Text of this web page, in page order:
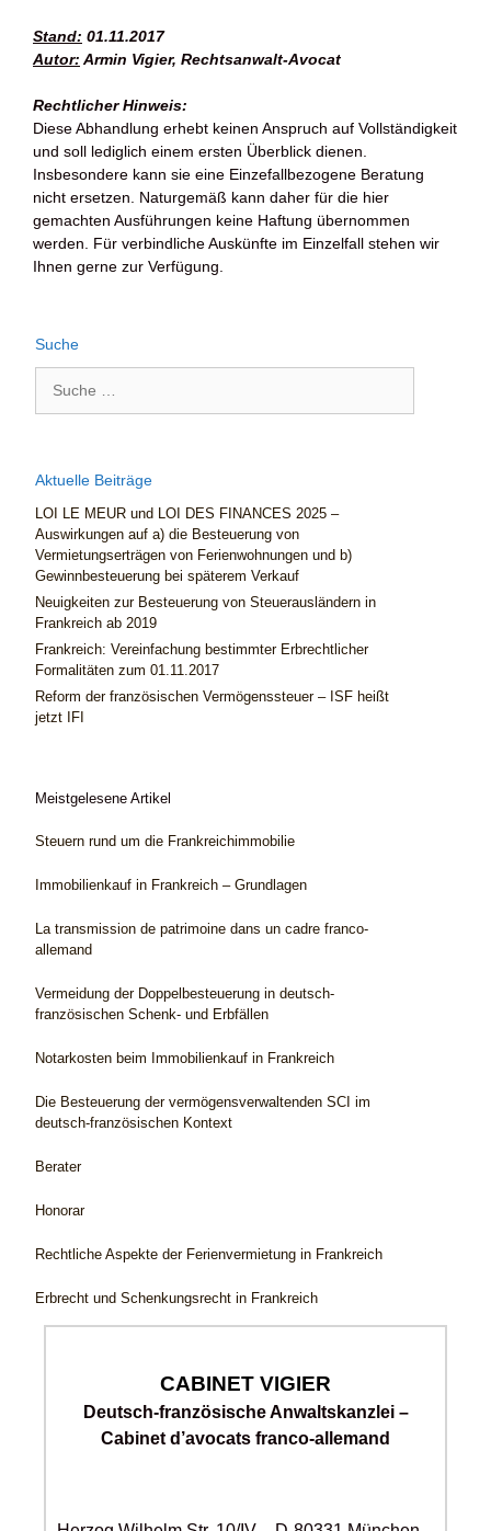
Stand: 01.11.2017
Autor: Armin Vigier, Rechtsanwalt-Avocat
Rechtlicher Hinweis:
Diese Abhandlung erhebt keinen Anspruch auf Vollständigkeit
und soll lediglich einem ersten Überblick dienen.
Insbesondere kann sie eine Einzefallbezogene Beratung
nicht ersetzen. Naturgemäß kann daher für die hier
gemachten Ausführungen keine Haftung übernommen
werden. Für verbindliche Auskünfte im Einzelfall stehen wir
Ihnen gerne zur Verfügung.
Suche
Aktuelle Beiträge
LOI LE MEUR und LOI DES FINANCES 2025 –
Auswirkungen auf a) die Besteuerung von
Vermietungserträgen von Ferienwohnungen und b)
Gewinnbesteuerung bei späterem Verkauf
Neuigkeiten zur Besteuerung von Steuerausländern in
Frankreich ab 2019
Frankreich: Vereinfachung bestimmter Erbrechtlicher
Formalitäten zum 01.11.2017
Reform der französischen Vermögenssteuer – ISF heißt
jetzt IFI
Meistgelesene Artikel
Steuern rund um die Frankreichimmobilie
Immobilienkauf in Frankreich – Grundlagen
La transmission de patrimoine dans un cadre franco-
allemand
Vermeidung der Doppelbesteuerung in deutsch-
französischen Schenk- und Erbfällen
Notarkosten beim Immobilienkauf in Frankreich
Die Besteuerung der vermögensverwaltenden SCI im
deutsch-französischen Kontext
Berater
Honorar
Rechtliche Aspekte der Ferienvermietung in Frankreich
Erbrecht und Schenkungsrecht in Frankreich
CABINET VIGIER
Deutsch-französische Anwaltskanzlei –
Cabinet d’avocats franco-allemand